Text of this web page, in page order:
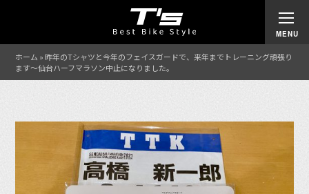
ホーム »昨年のTシャツと今年のフェイスガードで、来年までトレーニング頑張り
ます〜仙台ハーフマラソン中止になりました。